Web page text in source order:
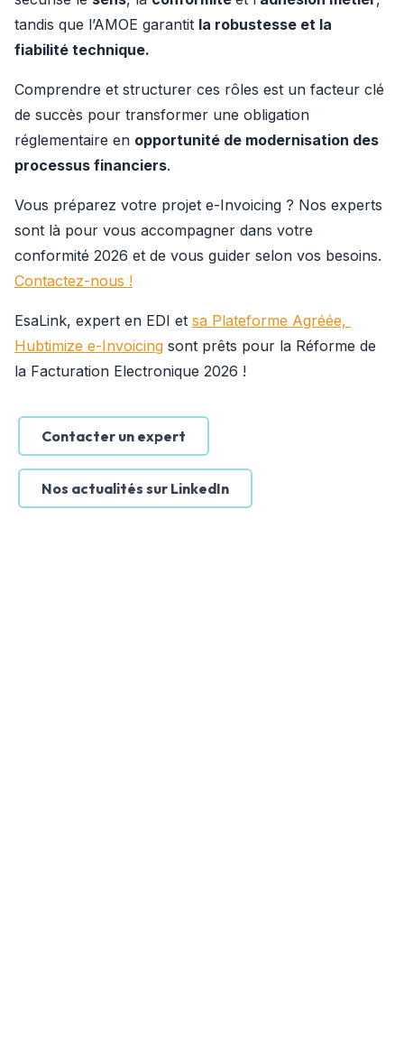
tandis que l’AMOE garantit la robustesse et la
fiabilité technique.
Comprendre et structurer ces rôles est un facteur clé
de succès pour transformer une obligation
réglementaire en opportunité de modernisation des
processus financiers.
Vous préparez votre projet e-Invoicing ? Nos experts
sont là pour vous accompagner dans votre
conformité 2026 et de vous guider selon vos besoins.
Contactez-nous !
EsaLink, expert en EDI et sa Plateforme Agréée,
Hubtimize e-Invoicing sont prêts pour la Réforme de
la Facturation Electronique 2026 !
Contacter un expert
Nos actualités sur LinkedIn